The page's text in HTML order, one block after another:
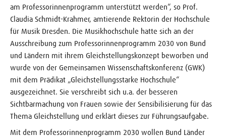
am Professorinnenprogramm unterstützt werden“, so Prof.
Claudia Schmidt-Krahmer, amtierende Rektorin der Hochschule
für Musik Dresden. Die Musikhochschule hatte sich an der
Ausschreibung zum Professorinnenprogramm 2030 von Bund
und Ländern mit ihrem Gleichstellungskonzept beworben und
wurde von der Gemeinsamen Wissenschaftskonferenz (GWK)
mit dem Prädikat „Gleichstellungsstarke Hochschule“
ausgezeichnet. Sie verschreibt sich u.a. der besseren
Sichtbarmachung von Frauen sowie der Sensibilisierung für das
Thema Gleichstellung und erklärt dieses zur Führungsaufgabe.
Mit dem Professorinnenprogramm 2030 wollen Bund Länder